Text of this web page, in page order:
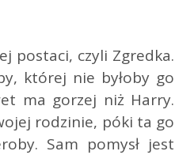
postaci, czyli Zgredka.
której nie byłoby go
ma gorzej niż Harry.
rodzinie, póki ta go
Sam pomysł jest